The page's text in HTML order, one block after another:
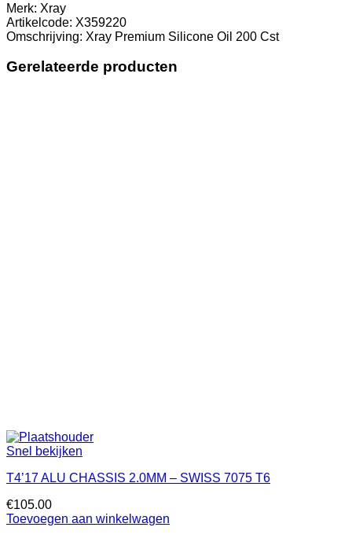
Merk: Xray
Artikelcode: X359220
Omschrijving: Xray Premium Silicone Oil 200 Cst
Gerelateerde producten
Snel bekijken
T4’17 ALU CHASSIS 2.0MM – SWISS 7075 T6
€105.00
Toevoegen aan winkelwagen